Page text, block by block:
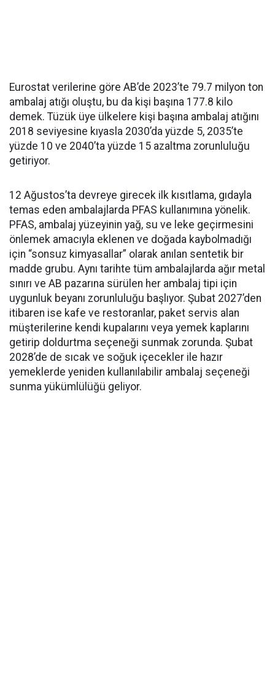
Eurostat verilerine göre AB’de 2023’te 79.7 milyon ton
ambalaj atığı oluştu, bu da kişi başına 177.8 kilo
demek. Tüzük üye ülkelere kişi başına ambalaj atığını
2018 seviyesine kıyasla 2030’da yüzde 5, 2035’te
yüzde 10 ve 2040’ta yüzde 15 azaltma zorunluluğu
getiriyor.
12 Ağustos’ta devreye girecek ilk kısıtlama, gıdayla
temas eden ambalajlarda PFAS kullanımına yönelik.
PFAS, ambalaj yüzeyinin yağ, su ve leke geçirmesini
önlemek amacıyla eklenen ve doğada kaybolmadığı
için “sonsuz kimyasallar” olarak anılan sentetik bir
madde grubu. Aynı tarihte tüm ambalajlarda ağır metal
sınırı ve AB pazarına sürülen her ambalaj tipi için
uygunluk beyanı zorunluluğu başlıyor. Şubat 2027’den
itibaren ise kafe ve restoranlar, paket servis alan
müşterilerine kendi kupalarını veya yemek kaplarını
getirip doldurtma seçeneği sunmak zorunda. Şubat
2028’de de sıcak ve soğuk içecekler ile hazır
yemeklerde yeniden kullanılabilir ambalaj seçeneği
sunma yükümlülüğü geliyor.